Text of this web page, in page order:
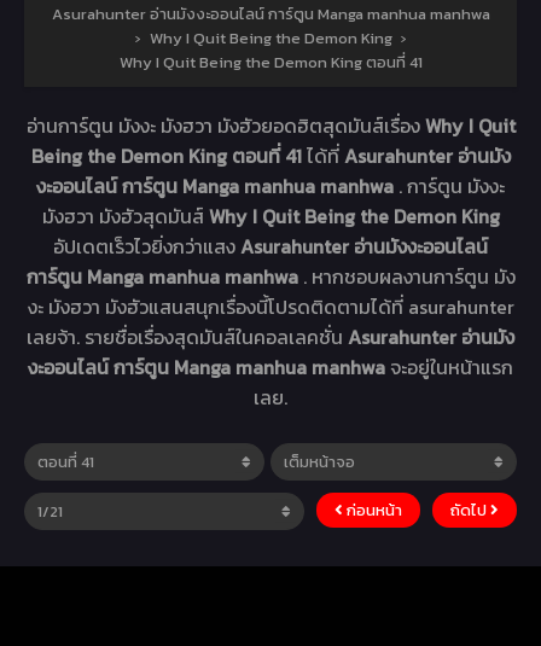
Asurahunter อ่านมังงะออนไลน์ การ์ตูน Manga manhua manhwa
› Why I Quit Being the Demon King ›
Why I Quit Being the Demon King ตอนที่ 41
อ่านการ์ตูน มังงะ มังฮวา มังฮัวยอดฮิตสุดมันส์เรื่องWhy I Quit
Being the Demon King ตอนที่ 41ได้ที่Asurahunter อ่านมัง
งะออนไลน์ การ์ตูน Manga manhua manhwa . การ์ตูน มังงะ
มังฮวา มังฮัวสุดมันส์ Why I Quit Being the Demon King
อัปเดตเร็วไวยิ่งกว่าแสงAsurahunter อ่านมังงะออนไลน์
การ์ตูน Manga manhua manhwa . หากชอบผลงานการ์ตูน มัง
งะ มังฮวา มังฮัวแสนสนุกเรื่องนี้โปรดติดตามได้ที่ asurahunter
เลยจ้า. รายชื่อเรื่องสุดมันส์ในคอลเลคชั่น Asurahunter อ่านมัง
งะออนไลน์ การ์ตูน Manga manhua manhwa จะอยู่ในหน้าแรก
เลย.
ก่อนหน้า ถัดไป